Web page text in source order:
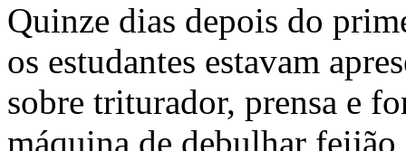
Quinze dias depois do
os estudantes estavam
sobre triturador, prensa e
máquina de debulhar